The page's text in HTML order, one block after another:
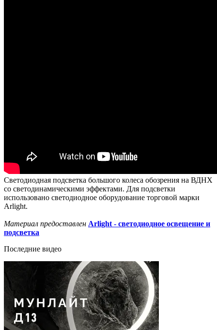
Светодиодная подсветка большого колеса обозрения на ВДНХ
со светодинамическими эффектами. Для подсветки
использовано светодиодное оборудование торговой марки
Arlight.
Материал предоставлен Arlight - светодиодное освещение и
подсветка
Последние видео